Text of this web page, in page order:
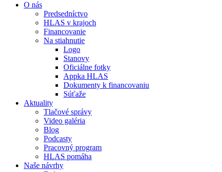
O nás
Predsedníctvo
HLAS v krajoch
Financovanie
Na stiahnutie
Logo
Stanovy
Oficiálne fotky
Appka HLAS
Dokumenty k financovaniu
Súťaže
Aktuality
Tlačové správy
Video galéria
Blog
Podcasty
Pracovný program
HLAS pomáha
Naše návrhy